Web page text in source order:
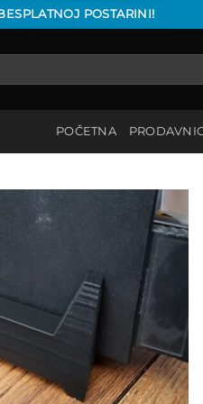
POSTARINI!
POČETNA
Add to
wishlist